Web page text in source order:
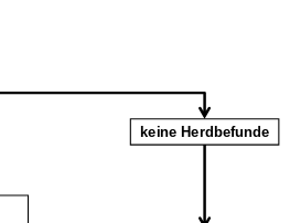
keine Herdbefunde